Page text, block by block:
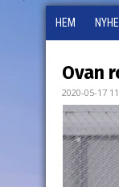
HEM
Ovan
2020-05-17